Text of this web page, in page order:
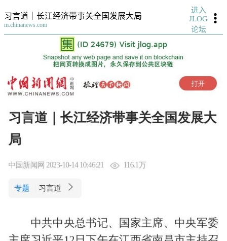
习言道｜长江经济带事关全国发展大局
m.chinanews.com
进入
JLOG
论坛